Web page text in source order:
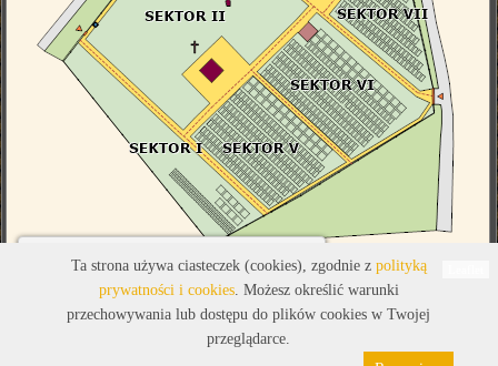
Ta strona używa ciasteczek (cookies), zgodnie z polityką
prywatności i cookies. Możesz określić warunki
przechowywania lub dostępu do plików cookies w Twojej
przeglądarce.